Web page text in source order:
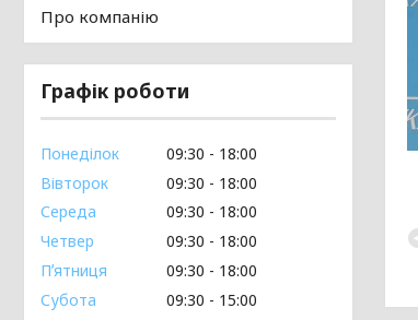
Про компанію
Графік роботи
Понеділок 09:30
18:00
Вівторок
09:30
18:00
Середа
09:30
18:00
Четвер
09:30
18:00
Пʼятниця
09:30
18:00
Субота
09:30
15:00